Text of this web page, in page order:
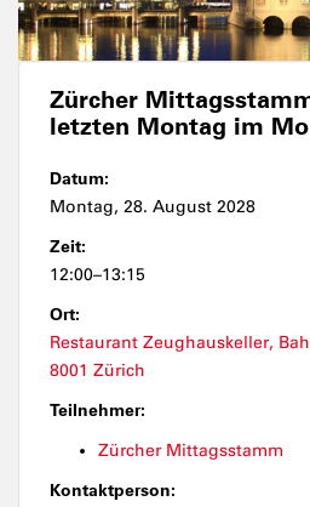
Zürcher
letzten Montag im
Datum:
Montag, 28. August 2028
Zeit:
12:00–13:15
Ort:
Restaurant Zeughauskeller,
8001 Zürich
Teilnehmer:
Zürcher Mittagsstamm
Kontaktperson: